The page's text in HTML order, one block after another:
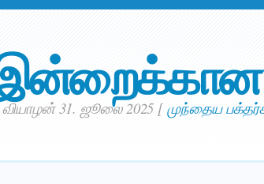
வியாழன் 31. ஜூலை 2025 [முந்தைய